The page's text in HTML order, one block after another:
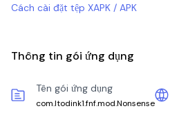
Cách cài đặt tệp XAPK / APK
Thông tin gói ứng dụng
Tên gói ứng dụng
com.ltodink1.fnf.mod.Nonsense